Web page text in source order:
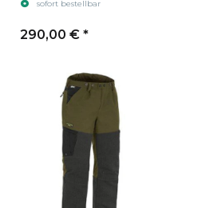
sofort bestellbar
290,00 € *